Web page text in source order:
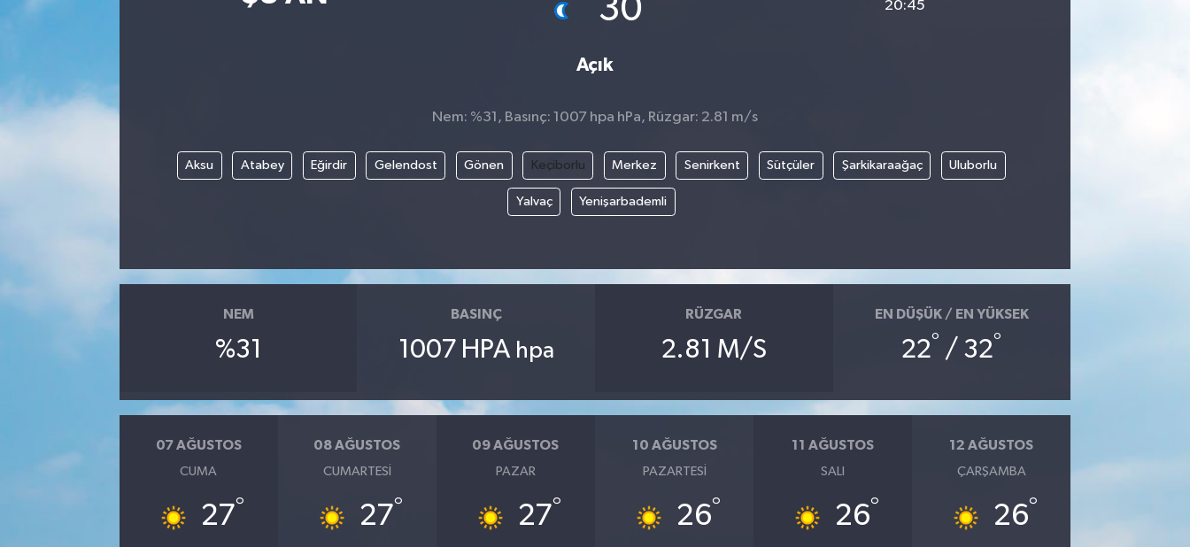
30
Açık
20:45
Nem: %31, Basınç: 1007 hpa hPa, Rüzgar: 2.81 m/s
Aksu Atabey Eğirdir Gelendost Gönen Keçiborlu Merkez Senirkent Sütçüler Şarkikaraağaç Uluborlu
Yalvaç Yenişarbademli
NEM
%31
BASINÇ
1007 HPA hpa
RÜZGAR
2.81 M/S
EN DÜŞÜK / EN YÜKSEK
22° / 32°
07 AĞUSTOS
CUMA
27°
08 AĞUSTOS
CUMARTESI
27°
09 AĞUSTOS
PAZAR
27°
10 AĞUSTOS
PAZARTESI
26°
11 AĞUSTOS
SALI
26°
12 AĞUSTOS
ÇARŞAMBA
26°